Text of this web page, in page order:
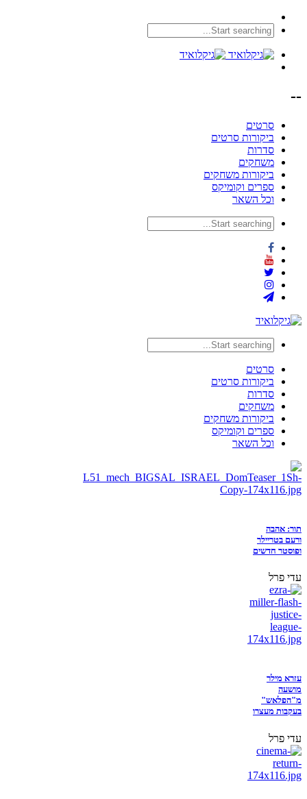
--
סרטים
ביקורות סרטים
סדרות
משחקים
ביקורות משחקים
ספרים וקומיקס
וכל השאר
סרטים
ביקורות סרטים
סדרות
משחקים
ביקורות משחקים
ספרים וקומיקס
וכל השאר
תור: אהבה
ורעם בטריילר
ופוסטר חדשים
עדי פרל
עזרא מילר
מושעה
מ"הפלאש"
בעקבות מעצרו
עדי פרל